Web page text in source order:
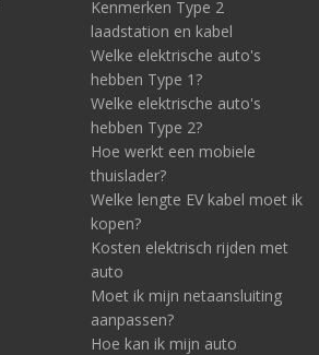
Kenmerken Type 2
laadstation en kabel
Welke elektrische auto's
hebben Type 1?
Welke elektrische auto's
hebben Type 2?
Hoe werkt een mobiele
thuislader?
Welke lengte EV kabel moet ik
kopen?
Kosten elektrisch rijden met
auto
Moet ik mijn netaansluiting
aanpassen?
Hoe kan ik mijn auto